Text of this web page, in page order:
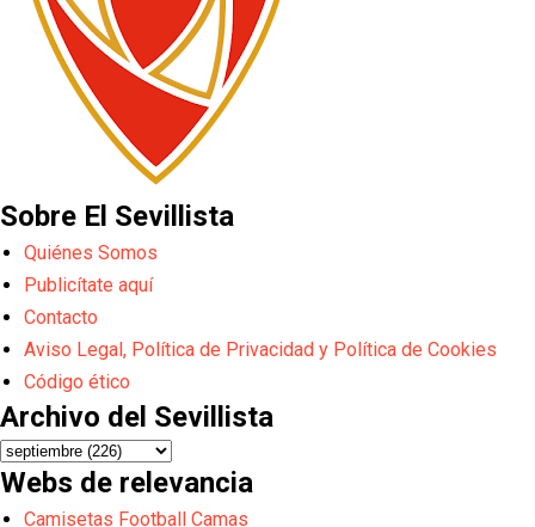
Sobre El Sevillista
Quiénes Somos
Publicítate aquí
Contacto
Aviso Legal, Política de Privacidad y Política de Cookies
Código ético
Archivo del Sevillista
Webs de relevancia
Camisetas Football Camas